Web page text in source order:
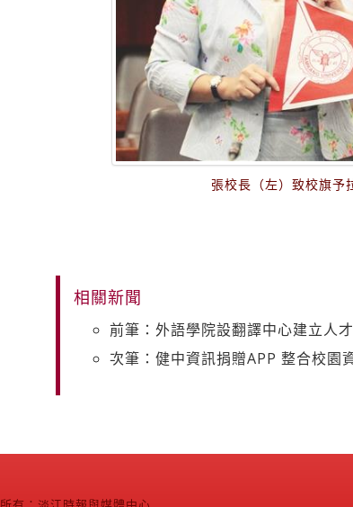
張校長（左）致校旗予
相關新聞
前筆：外語學院設翻譯中心建立人
次筆：健中資訊捐贈APP 整合校園